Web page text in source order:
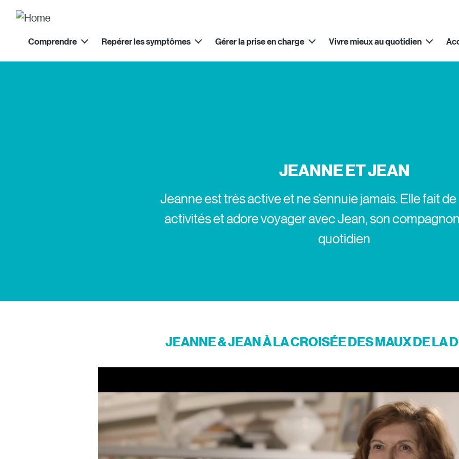
Site Logo
Comprendre Repérer les symptômes Gérer la prise en charge Vivre mieux au quotidien
JEANNE ET JEAN
Jeanne est très active et ne s’ennuie jamais. Elle fait
activités et adore voyager avec Jean, son compagnon
quotidien
JEANNE & JEAN À LA CROISÉE DES MAUX DE LA